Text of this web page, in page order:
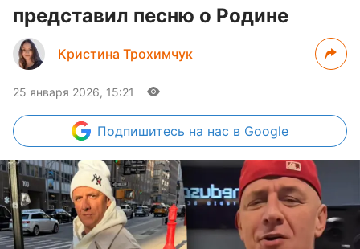
представил песню о Родине
Кристина Трохимчук
25 января 2026, 15:21
Подпишитесь на нас в Google